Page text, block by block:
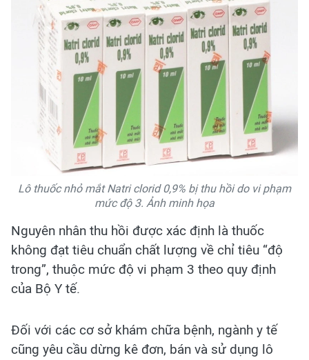
Lô thuốc nhỏ mắt Natri clorid 0,9% bị thu hồi do vi phạm
mức độ 3. Ảnh minh họa
Nguyên nhân thu hồi được xác định là thuốc
không đạt tiêu chuẩn chất lượng về chỉ tiêu “độ
trong”, thuộc mức độ vi phạm 3 theo quy định
của Bộ Y tế.
Đối với các cơ sở khám chữa bệnh, ngành y tế
cũng yêu cầu dừng kê đơn, bán và sử dụng lô